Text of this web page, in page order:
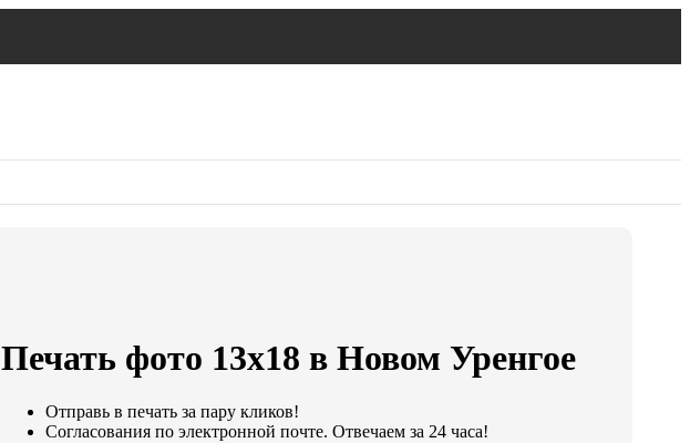
Печать фото 13х18 в Новом Уренгое
Отправь в печать за пару кликов!
Согласования по электронной почте. Отвечаем за 24 часа!